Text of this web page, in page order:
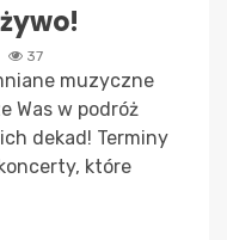
37
muzyczne
Was w podróż
dekad! Terminy
które